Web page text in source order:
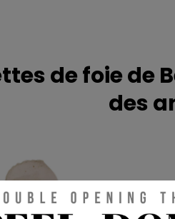
de foie de
des